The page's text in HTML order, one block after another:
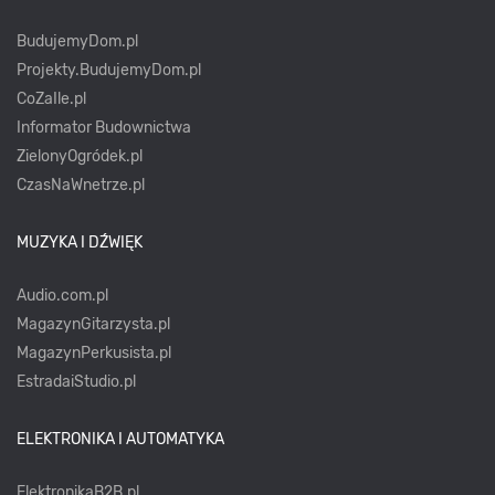
BudujemyDom.pl
Projekty.BudujemyDom.pl
CoZaIle.pl
Informator Budownictwa
ZielonyOgródek.pl
CzasNaWnetrze.pl
MUZYKA I DŹWIĘK
Audio.com.pl
MagazynGitarzysta.pl
MagazynPerkusista.pl
EstradaiStudio.pl
ELEKTRONIKA I AUTOMATYKA